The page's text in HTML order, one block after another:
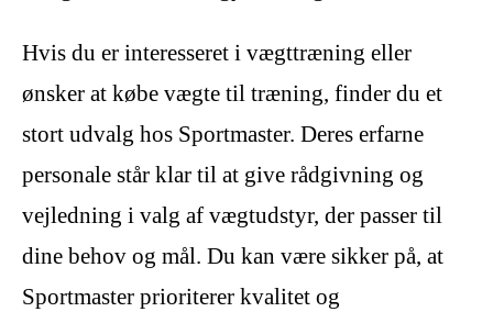
Hvis du er interesseret i vægttræning eller
ønsker at købe vægte til træning, finder du et
stort udvalg hos Sportmaster. Deres erfarne
personale står klar til at give rådgivning og
vejledning i valg af vægtudstyr, der passer til
dine behov og mål. Du kan være sikker på, at
Sportmaster prioriterer kvalitet og